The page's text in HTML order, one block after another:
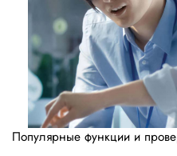
Популярные функции и